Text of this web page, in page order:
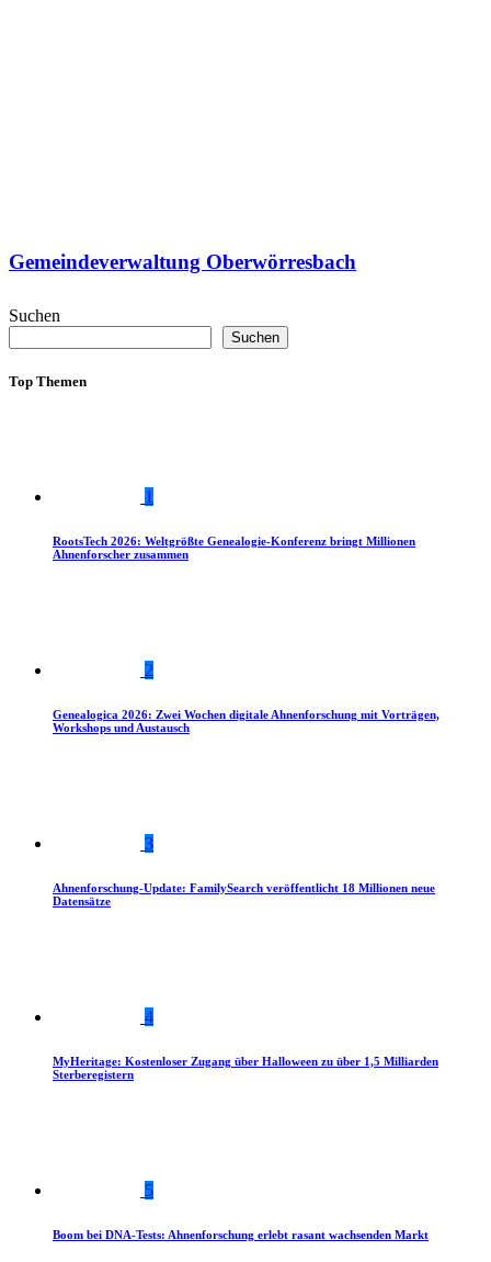
Gemeindeverwaltung Oberwörresbach
Suchen
Suchen
Top Themen
1
RootsTech 2026: Weltgrößte Genealogie-Konferenz bringt Millionen
Ahnenforscher zusammen
2
Genealogica 2026: Zwei Wochen digitale Ahnenforschung mit Vorträgen,
Workshops und Austausch
3
Ahnenforschung-Update: FamilySearch veröffentlicht 18 Millionen neue
Datensätze
4
MyHeritage: Kostenloser Zugang über Halloween zu über 1,5 Milliarden
Sterberegistern
5
Boom bei DNA-Tests: Ahnenforschung erlebt rasant wachsenden Markt